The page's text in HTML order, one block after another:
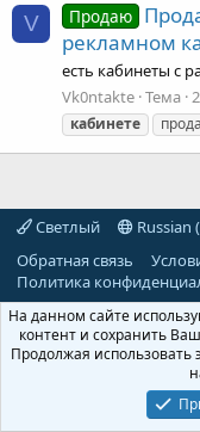
V Продаю
рекламном
есть кабинеты с
Vk0ntakte Тема
кабинете
Светлый
Russian
Обратная связь
Политика
На данном сайте
контент и сохранить
Продолжая использовать